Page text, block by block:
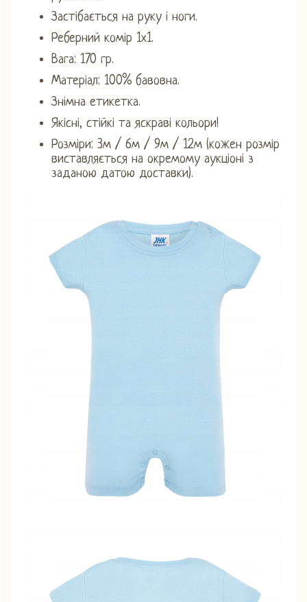
Застібається на руку і ноги.
Реберний комір 1х1.
Вага: 170 гр.
Матеріал: 100% бавовна.
Знімна етикетка.
Якісні, стійкі та яскраві кольори!
Розміри: 3м / 6м / 9м / 12м (кожен розмір
виставляється на окремому аукціоні з
заданою датою доставки).